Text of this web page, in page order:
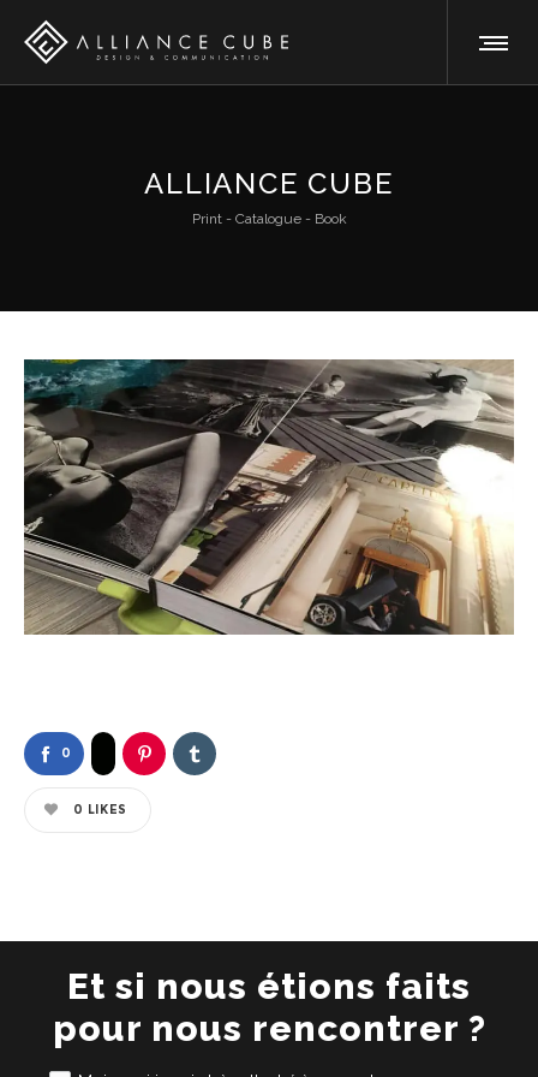
ALLIANCE CUBE
Print - Catalogue - Book
0
0 LIKES
Et si nous étions faits
pour nous rencontrer ?